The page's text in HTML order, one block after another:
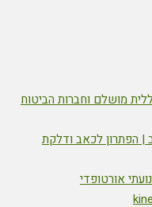
מושלם וחברות הביטוח
הפתרון לכאב ודלקת
אורטופדי